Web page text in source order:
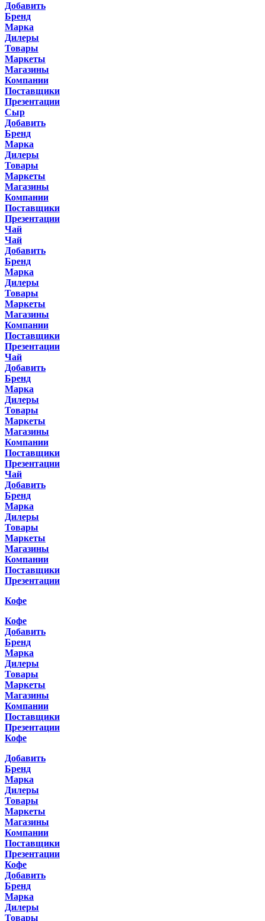
Добавить
Бренд
Марка
Дилеры
Товары
Маркеты
Магазины
Компании
Поставщики
Презентации
Сыр
Добавить
Бренд
Марка
Дилеры
Товары
Маркеты
Магазины
Компании
Поставщики
Презентации
Чай
Чай
Добавить
Бренд
Марка
Дилеры
Товары
Маркеты
Магазины
Компании
Поставщики
Презентации
Чай
Добавить
Бренд
Марка
Дилеры
Товары
Маркеты
Магазины
Компании
Поставщики
Презентации
Чай
Добавить
Бренд
Марка
Дилеры
Товары
Маркеты
Магазины
Компании
Поставщики
Презентации
Кофе
Кофе
Добавить
Бренд
Марка
Дилеры
Товары
Маркеты
Магазины
Компании
Поставщики
Презентации
Кофе
Добавить
Бренд
Марка
Дилеры
Товары
Маркеты
Магазины
Компании
Поставщики
Презентации
Кофе
Добавить
Бренд
Марка
Дилеры
Товары